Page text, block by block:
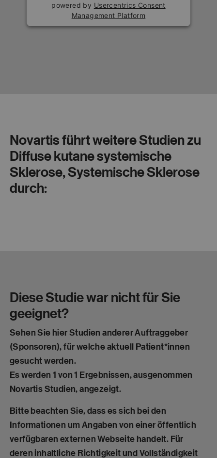
powered by Usercentrics Consent
Management Platform
Novartis führt weitere Studien zu
Diffuse kutane systemische
Sklerose, Systemische Sklerose
durch:
Diese Studie war nicht für Sie
geeignet?
Sehen Sie hier Studien anderer Auftraggeber
(Sponsoren), für welche aktuell Patient*innen
gesucht werden.
Es werden 1 von 1 Ergebnissen, ausgenommen
Novartis Studien, angezeigt.
Bitte beachten Sie, dass es sich bei den
Informationen um Angaben von einer öffentlich
verfügbaren externen Webseite handelt. Für
deren inhaltliche Richtigkeit und Vollständigkeit